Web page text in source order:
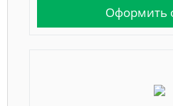
Оформить